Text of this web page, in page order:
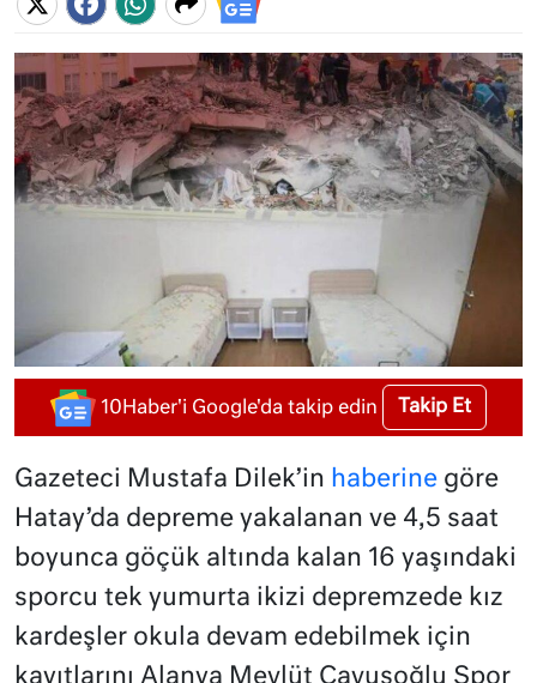
10Haber'i Google'da takip edin Takip Et
Gazeteci Mustafa Dilek’in haberine göre
Hatay’da depreme yakalanan ve 4,5 saat
boyunca göçük altında kalan 16 yaşındaki
sporcu tek yumurta ikizi depremzede kız
kardeşler okula devam edebilmek için